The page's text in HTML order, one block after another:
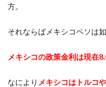
方。
それならばメキシコペソは
メキシコの政策金利は現在
なにより メキシコはトルコ